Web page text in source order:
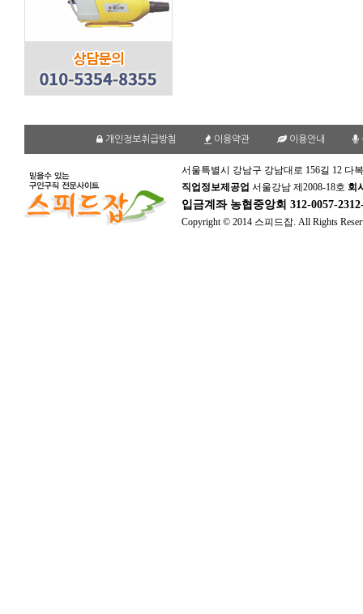
개인정보취급방침 이용약관 이용안내
서울특별시 강남구 강남대로 156길 12 다
직업정보제공업 서울강남 제2008-18호 회
입금계좌 농협중앙회 312-0057-
Copyright © 2014 스피드잡. All Rights